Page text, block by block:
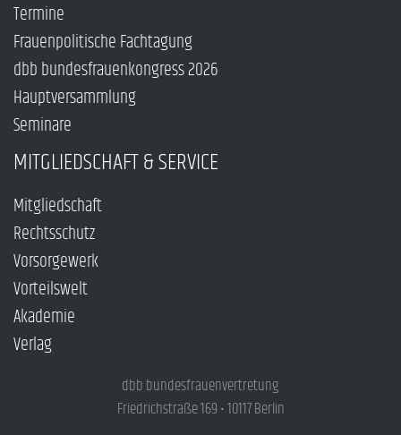
Termine
Frauenpolitische Fachtagung
dbb bundesfrauenkongress 2026
Hauptversammlung
Seminare
MITGLIEDSCHAFT & SERVICE
Mitgliedschaft
Rechtsschutz
Vorsorgewerk
Vorteilswelt
Akademie
Verlag
dbb bundesfrauenvertretung
Friedrichstraße 169 • 10117 Berlin